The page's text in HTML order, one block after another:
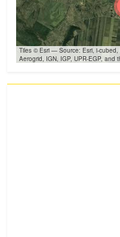
Tiles © Esri — Source: Esri, i-
Aerogrid, IGN, IGP, UPR-EGP, and